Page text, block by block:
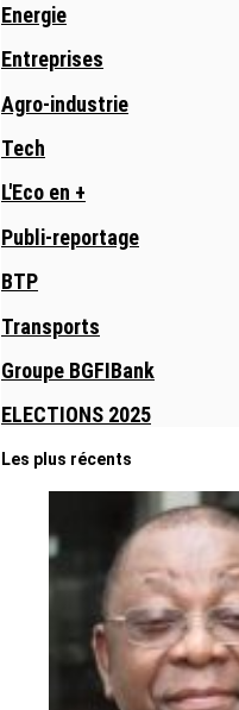
Energie
Entreprises
Agro-industrie
Tech
L'Eco en +
Publi-reportage
BTP
Transports
Groupe BGFIBank
ELECTIONS 2025
Les plus récents